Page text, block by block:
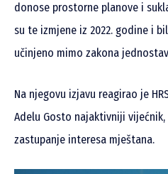
donose prostorne planove i
su te izmjene iz 2022. godine i
učinjeno mimo zakona
Na njegovu izjavu reagirao je
Adelu Gosto najaktivniji
zastupanje interesa mještana.